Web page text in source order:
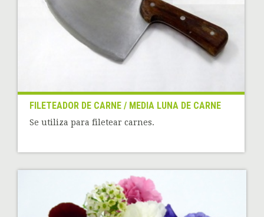
FILETEADOR DE CARNE / MEDIA LUNA DE CARNE
Se utiliza para filetear carnes.